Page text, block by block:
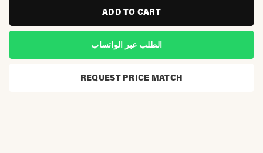
ADD TO CART
الطلب عبر الواتساب
REQUEST PRICE MATCH